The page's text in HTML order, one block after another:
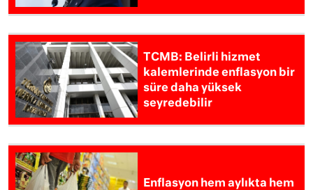
TCMB: Belirli hizmet
kalemlerinde enflasyon bir
süre daha yüksek
seyredebilir
Enflasyon hem aylıkta hem